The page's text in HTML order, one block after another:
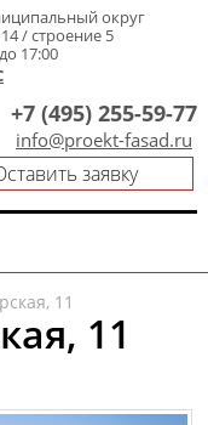
округ
/ строение 5
17:00
+7 (495) 255-59-77
info@proekt-fasad.ru
заявку
11
11